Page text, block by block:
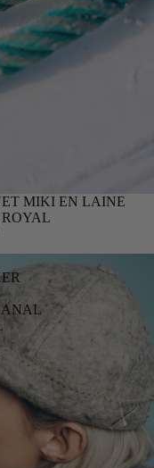
MIKI EN LAINE